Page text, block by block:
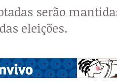
serão
eleições.